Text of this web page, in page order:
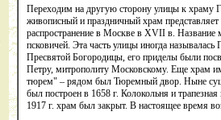
Переходим на другую сторону улицы к храму
живописный и праздничный храм
распространение в Москве в XVII в. Название
псковичей. Эта часть улицы иногда
Пресвятой Богородицы, его приделы были
Петру, митрополиту Московскому. Еще храм
тюрем" – рядом был Тюремный двор. Ныне
был построен в 1658 г. Колокольня и
1917 г. храм был закрыт. В настоящее время